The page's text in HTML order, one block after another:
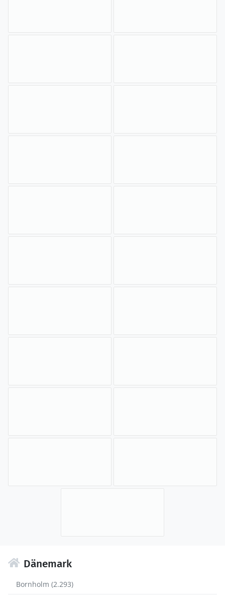
Dänemark
Bornholm (2.293)